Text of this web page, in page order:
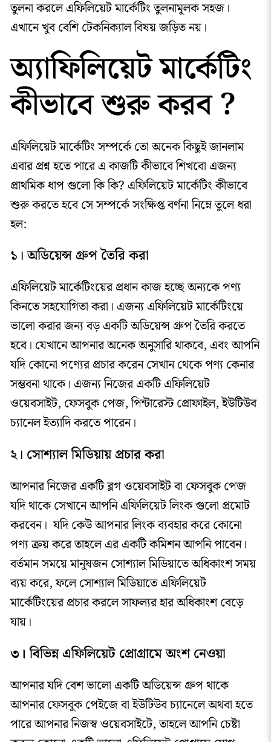
তুলনা করলে এফিলিয়েট মার্কেটিং তুলনামূলক সহজ।
এখানে খুব বেশি টেকনিক্যাল বিষয় জড়িত নয়।
অ্যাফিলিয়েট মার্কেটিং
কীভাবে শুরু করব ?
এফিলিয়েট মার্কেটিং সম্পর্কে তো অনেক কিছুই জানলাম
এবার প্রশ্ন হতে পারে এ কাজটি কীভাবে শিখবো এজন্য
প্রাথমিক ধাপ গুলো কি কি? এফিলিয়েট মার্কেটিং কীভাবে
শুরু করতে হবে সে সম্পর্কে সংক্ষিপ্ত বর্ণনা নিম্নে তুলে ধরা
হল:
১। অডিয়েন্স গ্রুপ তৈরি করা
এফিলিয়েট মার্কেটিংয়ের প্রধান কাজ হচ্ছে অন্যকে পণ্য
কিনতে সহযোগিতা করা। এজন্য এফিলিয়েট মার্কেটিংয়ে
ভালো করার জন্য বড় একটি অডিয়েন্স গ্রুপ তৈরি করতে
হবে। যেখানে আপনার অনেক অনুসারি থাকবে, এবং আপনি
যদি কোনো পণ্যের প্রচার করেন সেখান থেকে পণ্য কেনার
সম্ভবনা থাকে। এজন্য নিজের একটি এফিলিয়েট
ওয়েবসাইট, ফেসবুক পেজ, পিন্টারেস্ট প্রোফাইল, ইউটিউব
চ্যানেল ইত্যাদি করতে পারেন।
২। সোশ্যাল মিডিয়ায় প্রচার করা
আপনার নিজের একটি ব্লগ ওয়েবসাইট বা ফেসবুক পেজ
যদি থাকে সেখানে আপনি এফিলিয়েট লিংক গুলো প্রমোট
করবেন। যদি কেউ আপনার লিংক ব্যবহার করে কোনো
পণ্য ক্রয় করে তাহলে এর একটি কমিশন আপনি পাবেন।
বর্তমান সময়ে মানুষজন সোশ্যাল মিডিয়াতে অধিকাংশ সময়
ব্যয় করে, ফলে সোশ্যাল মিডিয়াতে এফিলিয়েট
মার্কেটিংয়ের প্রচার করলে সাফল্যর হার অধিকাংশ বেড়ে
যায়।
৩। বিভিন্ন এফিলিয়েট প্রোগ্রামে অংশ নেওয়া
আপনার যদি বেশ ভালো একটি অডিয়েন্স গ্রুপ থাকে
আপনার ফেসবুক পেইজে বা ইউটিউব চ্যানেলে অথবা হতে
পারে আপনার নিজস্ব ওয়েবসাইটে, তাহলে আপনি চেষ্টা